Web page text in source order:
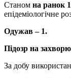
Станом на ранок
епідеміологічне
Одужав – 1.
Підозр на
За добу